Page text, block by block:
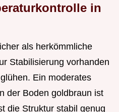
in
als herkömmliche
Stabilisierung vorhanden
Ein moderates
der Boden goldbraun ist
die Struktur stabil genug